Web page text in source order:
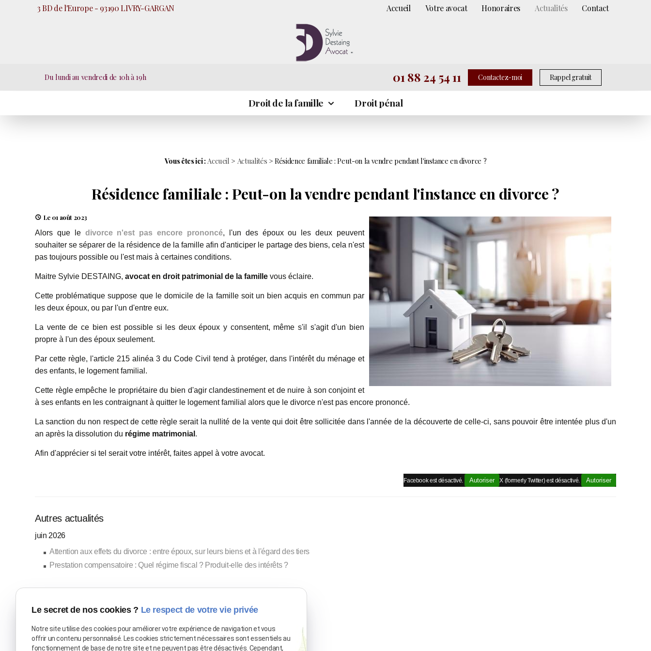
3 BD de l'Europe - 93190 LIVRY-GARGAN Accueil Votre avocat Honoraires Actualités Contact
Du lundi au vendredi de 10h à 19h 01 88 24 54 11 Contactez-moi Rappel gratuit
Droit de la famille Droit pénal
Vous êtes ici : Accueil > Actualités > Résidence familiale : Peut-on la vendre pendant l'instance en divorce ?
Résidence familiale : Peut-on la vendre pendant l'instance en divorce ?
Le 01 août 2023
Alors que le divorce n'est pas encore prononcé, l'un des époux ou les deux peuvent
souhaiter se séparer de la résidence de la famille afin d'anticiper le partage des biens, cela n'est
pas toujours possible ou l'est mais à certaines conditions.
Maitre Sylvie DESTAING, avocat en droit patrimonial de la famille vous éclaire.
Cette problématique suppose que le domicile de la famille soit un bien acquis en commun par
les deux époux, ou par l'un d'entre eux.
La vente de ce bien est possible si les deux époux y consentent, même s'il s'agit d'un bien
propre à l'un des époux seulement.
Par cette règle, l'article 215 alinéa 3 du Code Civil tend à protéger, dans l'intérêt du ménage et
des enfants, le logement familial.
Cette règle empêche le propriétaire du bien d'agir clandestinement et de nuire à son conjoint et
à ses enfants en les contraignant à quitter le logement familial alors que le divorce n'est pas encore prononcé.
La sanction du non respect de cette règle serait la nullité de la vente qui doit être sollicitée dans l'année de la découverte de celle-ci, sans pouvoir être intentée plus d'un
an après la dissolution du régime matrimonial .
Afin d'apprécier si tel serait votre intérêt, faites appel à votre avocat.
X (formerly Twitter) est désactivé. Autoriser
Facebook est désactivé. Autoriser
Autres actualités
juin 2026
Attention aux effets du divorce : entre époux, sur leurs biens et à l'égard des tiers
Prestation compensatoire : Quel régime fiscal ? Produit-elle des intérêts ?
mai 2026
INDEMNITE D'OCCUPATION : Définition et modalités diverses
septembre 2025
Bénéficiaire d'une succession : quelle option choisir, quand et comment ?
Panneau de gestion des cookies
Le secret de nos cookies ? Le respect de votre vie privée
Notre site utilise des cookies pour améliorer votre expérience de navigation et vous
offrir un contenu personnalisé. Les cookies strictement nécessaires sont essentiels au
fonctionnement de base de notre site et ne peuvent pas être désactivés. Cependant,